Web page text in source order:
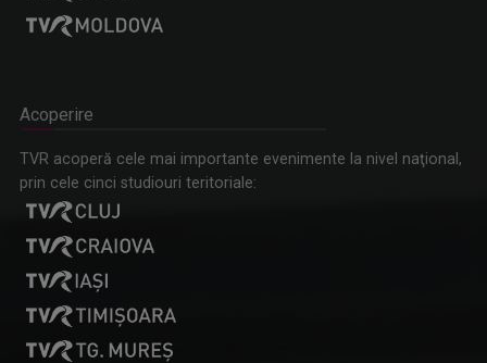
Acoperire
TVR acoperă cele mai importante evenimente la nivel naţional,
prin cele cinci studiouri teritoriale: